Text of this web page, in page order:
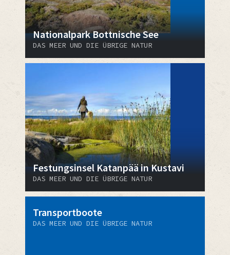
Nationalpark Bottnische See
DAS MEER UND DIE ÜBRIGE NATUR
Festungsinsel Katanpää in Kustavi
DAS MEER UND DIE ÜBRIGE NATUR
Transportboote
DAS MEER UND DIE ÜBRIGE NATUR